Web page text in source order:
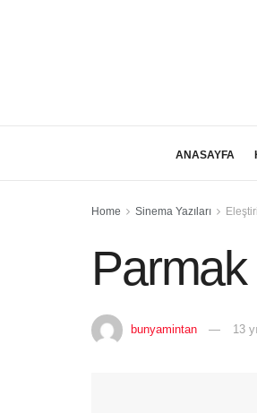
ANASAYFA
Home Sinema Yazıları
Parmak
bunyamintan 13